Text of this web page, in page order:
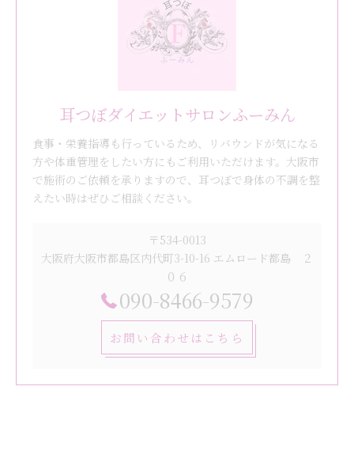
耳つぼダイエットサロンふーみん
食事・栄養指導も行っているため、リバウンドが気になる
方や体重管理をしたい方にもご利用いただけます。大阪市
で施術のご依頼を承りますので、耳つぼで身体の不調を整
えたい時はぜひご相談ください。
〒534-0013
大阪府大阪市都島区内代町3-10-16 エムロード都島 ２
０６
090-8466-9579
お問い合わせはこちら